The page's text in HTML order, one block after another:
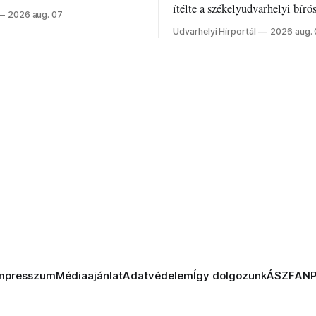
népharag, amikor
vezetőivel.
2026 aug. 07
ítélte a székelyudvarhelyi
Szabolcsot.
Udvarhelyi Hírportál 2026 aug.
MédiaajánlatAdatvédelemÍgy dolgozunkÁSZF